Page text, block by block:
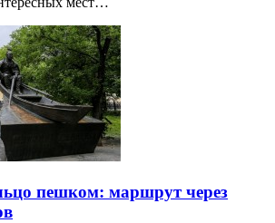
пешком: маршрут через